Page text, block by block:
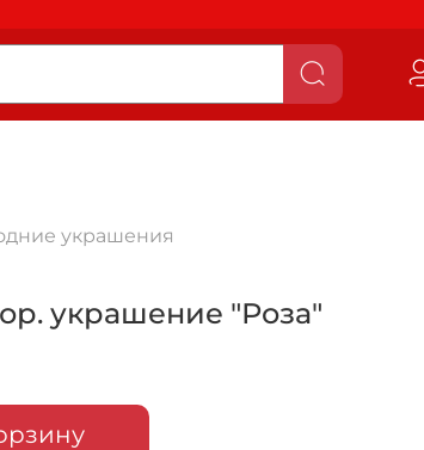
украшения
украшение "Роза"